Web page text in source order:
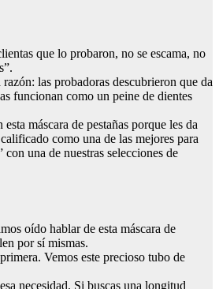
que lo probaron, no se escama, no
las probadoras descubrieron que da
funcionan como un peine de dientes
máscara de pestañas porque les da
como una de las mejores para
una de nuestras selecciones de
oído hablar de esta máscara de
por sí mismas.
Vemos este precioso tubo de
necesidad. Si buscas una longitud